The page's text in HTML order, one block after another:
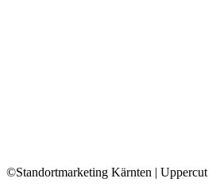
©Standortmarketing Kärnten | Uppercut